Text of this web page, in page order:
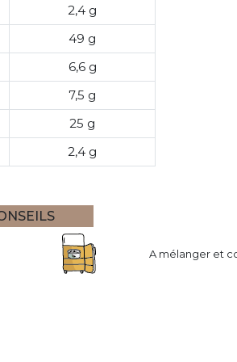
2,4 g
49 g
6,6 g
7,5 g
25 g
2,4 g
A mélanger et